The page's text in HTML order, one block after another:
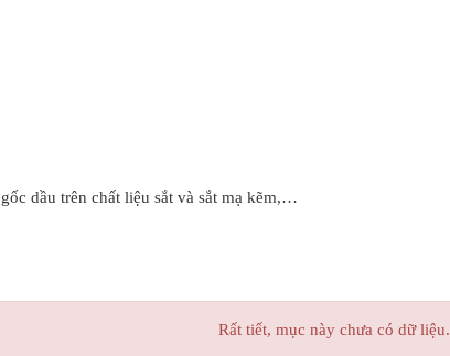
dầu trên chất liệu sắt và sắt mạ kẽm,…
Rất tiết, mục này chưa có dữ liệu.